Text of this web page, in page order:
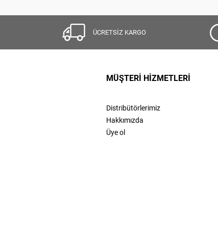
ÜCRETSİZ KARGO
MÜŞTERİ HİZMETLERİ
Distribütörlerimiz
Hakkımızda
Üye ol